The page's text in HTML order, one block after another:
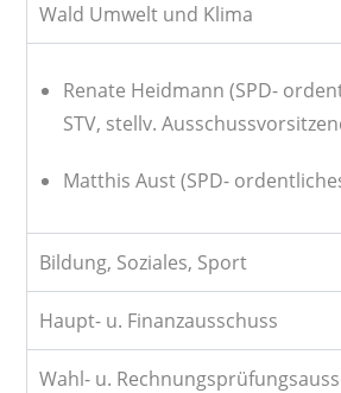
Wald Umwelt und Klima
Renate Heidmann (SPD-
STV, stellv.
Matthis Aust (SPD-
Bildung, Soziales, Sport
Haupt- u. Finanzausschuss
Wahl- u.